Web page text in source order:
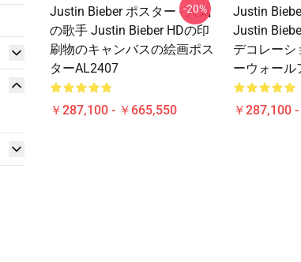
Justin Bieber ポスター - 人気
の歌手 Justin Bieber HDの印
刷物のキャンバスの絵画ポス
ターAL2407
￥287,100 - ￥665,550
-20%
Justin
Justin
デコレーシ
ーウォール
￥287,100